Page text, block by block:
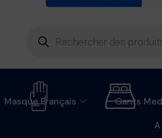
Masque Français Gants